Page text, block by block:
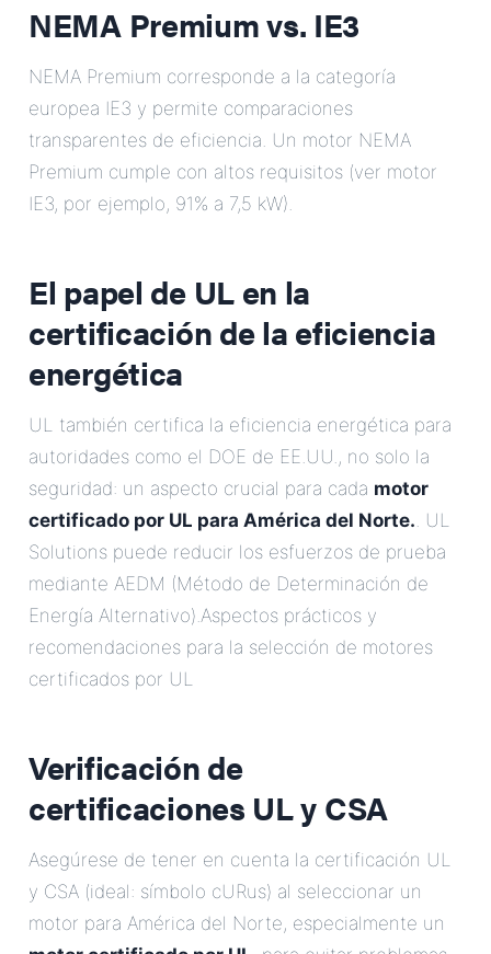
NEMA Premium vs. IE3
NEMA Premium corresponde a la categoría
europea IE3 y permite comparaciones
transparentes de eficiencia. Un motor NEMA
Premium cumple con altos requisitos (ver motor
IE3, por ejemplo, 91% a 7,5 kW).
El papel de UL en la
certificación de la eficiencia
energética
UL también certifica la eficiencia energética para
autoridades como el DOE de EE.UU., no solo la
seguridad: un aspecto crucial para cada motor
certificado por UL para América del Norte.. UL
Solutions puede reducir los esfuerzos de prueba
mediante AEDM (Método de Determinación de
Energía Alternativo).Aspectos prácticos y
recomendaciones para la selección de motores
certificados por UL
Verificación de
certificaciones UL y CSA
Asegúrese de tener en cuenta la certificación UL
y CSA (ideal: símbolo cURus) al seleccionar un
motor para América del Norte, especialmente un